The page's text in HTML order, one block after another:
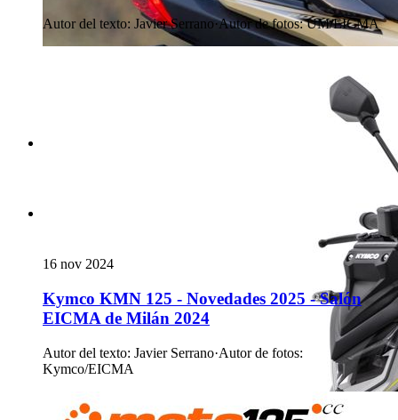
Autor del texto: Javier Serrano·Autor de fotos: UM/EICMA
16 nov 2024
Kymco KMN 125 - Novedades 2025 - Salón
EICMA de Milán 2024
Autor del texto: Javier Serrano·Autor de fotos:
Kymco/EICMA